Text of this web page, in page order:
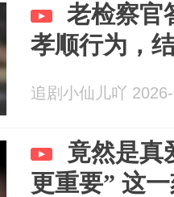
老检察官
孝顺行为，
追剧小仙儿吖
竟然是真
更重要” 这